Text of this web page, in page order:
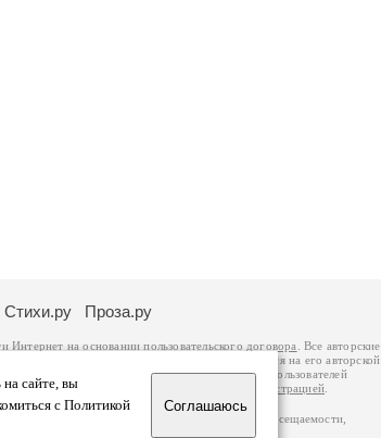
сайте, вы
с Политикой
Соглашаюсь
Стихи.ру Проза.ру
Интернет на основаниипользовательского договора
. Все авторские
его автора, к которому вы можете обратиться на его авторской
законодательства Российской Федерации. Данные пользователей
информацию о портале связаться с администрацией
полумиллиона страниц по данным счетчика посещаемости,
посетителей.